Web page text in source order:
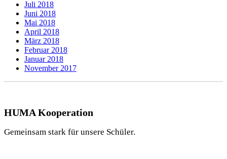
Juli 2018
Juni 2018
Mai 2018
April 2018
März 2018
Februar 2018
Januar 2018
November 2017
HUMA Kooperation
Gemeinsam stark für unsere Schüler.